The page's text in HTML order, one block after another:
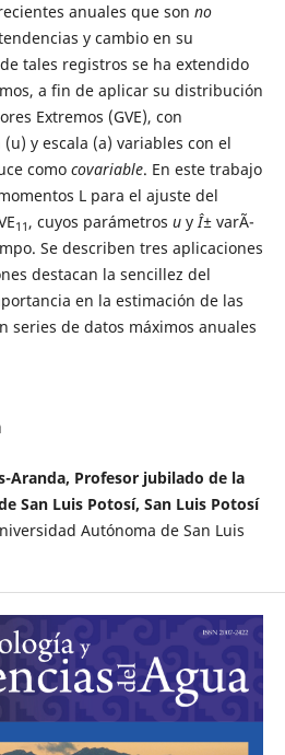
anuales que son no
y cambio en su
tales registros se ha extendido
a fin de aplicar su distribución
Extremos (GVE), con
y escala (a) variables con el
como covariable. En este trabajo
L para el ajuste del
11 , cuyos parámetros uyÎ±varÃ­
Se describen tres aplicaciones
destacan la sencillez del
en la estimación de las
series de datos máximos anuales
Aranda, Profesor jubilado de la
San Luis Potosí, San Luis Potosí
Autónoma de San Luis